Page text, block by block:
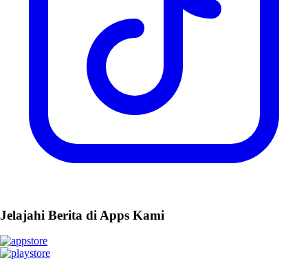
Jelajahi Berita di Apps Kami